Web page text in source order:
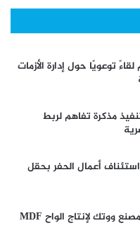
توعويًا حول إدارة الأزمات
مذكرة تفاهم لربط
أعمال الحفر بحقل
رئيس القابضة للبتروكيماويات يتفقد مصنع ووتك لإنتاج الواح MDF